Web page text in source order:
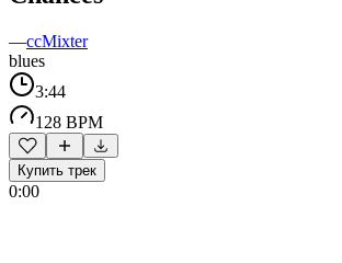
—ccMixter
blues
3:44
128 BPM
Купить трек
0:00